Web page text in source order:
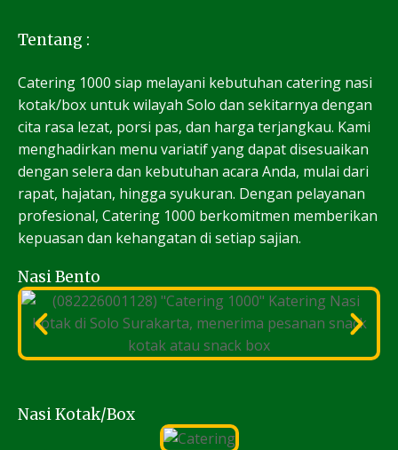
Tentang :
Catering 1000 siap melayani kebutuhan catering nasi
kotak/box untuk wilayah Solo dan sekitarnya dengan
cita rasa lezat, porsi pas, dan harga terjangkau. Kami
menghadirkan menu variatif yang dapat disesuaikan
dengan selera dan kebutuhan acara Anda, mulai dari
rapat, hajatan, hingga syukuran. Dengan pelayanan
profesional, Catering 1000 berkomitmen memberikan
kepuasan dan kehangatan di setiap sajian.
Nasi Bento
Nasi Kotak/Box